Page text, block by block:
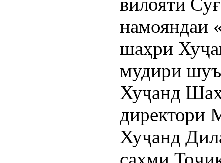
намояндаи
шаҳри
мудири
Хуҷанд
Хуҷанд
саҳми